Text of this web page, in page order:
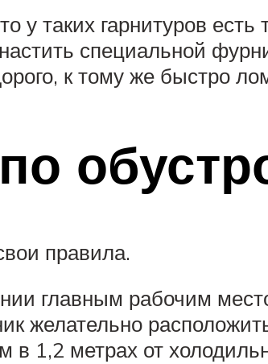
таких гарнитуров
специальной
к тому же быстро
правила.
главным рабочим
желательно
1,2 метрах от